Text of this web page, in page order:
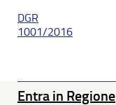
DGR
1001/2016
Entra in Regione